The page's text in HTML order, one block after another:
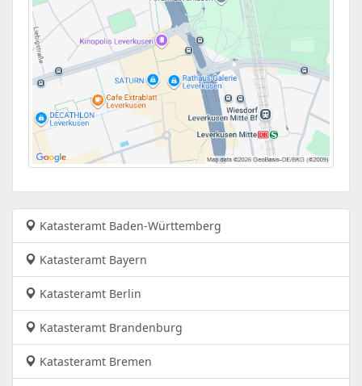
Katasteramt Baden-Württemberg
Katasteramt Bayern
Katasteramt Berlin
Katasteramt Brandenburg
Katasteramt Bremen